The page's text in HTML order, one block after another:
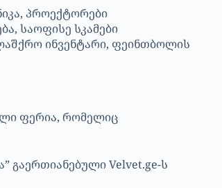
პროექტორები
საოფისე სკამები
ინვენტარი, ფეინთბოლის
ფერია, რომელიც
გაერთიანებული Velvet.ge-ს